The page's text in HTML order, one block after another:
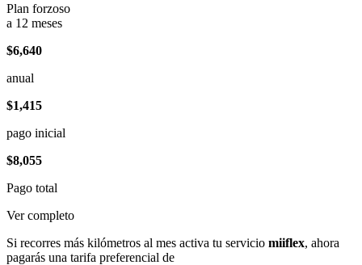
Plan forzoso
a 12 meses
$6,640
anual
$1,415
pago inicial
$8,055
Pago total
Ver completo
Si recorres más kilómetros al mes activa tu servicio miiflex, ahora
pagarás una tarifa preferencial de